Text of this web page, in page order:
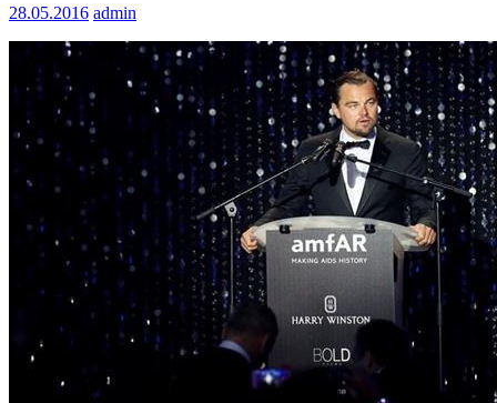
28.05.2016 admin